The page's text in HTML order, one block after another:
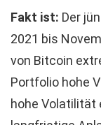
Fakt ist: Der
2021 bis
von Bitcoin
Portfolio hohe
hohe Volatilität